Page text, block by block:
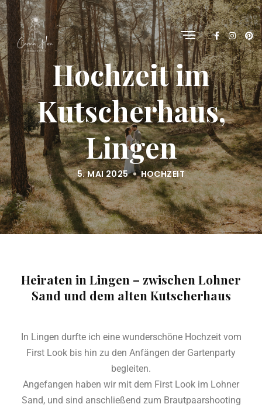
Hochzeit im
Kutscherhaus,
Lingen
5. MAI 2025 HOCHZEIT
Heiraten in Lingen – zwischen Lohner
Sand und dem alten Kutscherhaus
In Lingen durfte ich eine wunderschöne Hochzeit vom
First Look bis hin zu den Anfängen der Gartenparty
begleiten.
Angefangen haben wir mit dem First Look im Lohner
Sand, und sind anschließend zum Brautpaarshooting